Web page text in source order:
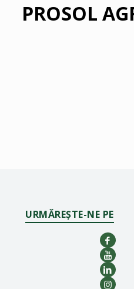
PROSOL
URMĂREȘTE-NE PE